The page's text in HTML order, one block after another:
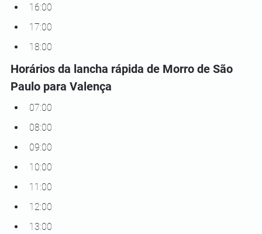
16:00
17:00
18:00
Horários da lancha rápida de Morro de São
Paulo para Valença
07:00
08:00
09:00
10:00
11:00
12:00
13:00